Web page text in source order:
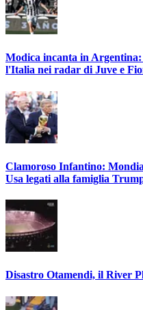
Modica incanta in Argentina:
l'Italia nei radar di Juve e
Clamoroso Infantino:
Usa legati alla famiglia
Disastro Otamendi, il River